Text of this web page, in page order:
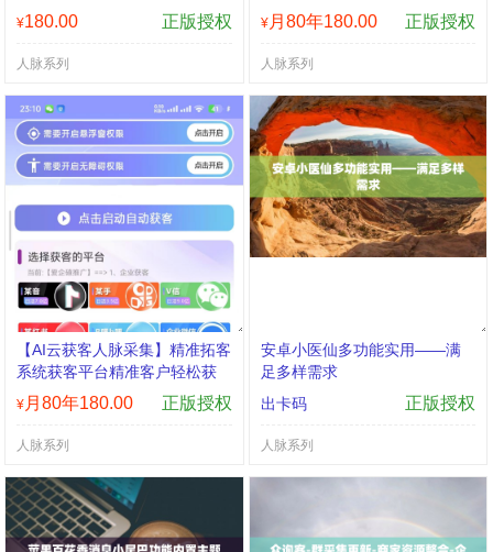
图商家
¥180.00 正版授权
人脉系列
取月卡年卡授权
¥ 月80年180.00 正版授权
人脉系列
【AI云获客人脉采集】精准拓客
系统获客平台精准客户轻松获
取月卡年卡授权
¥ 月80年180.00 正版授权
人脉系列
安卓小医仙多功能实用——满
足多样需求
出卡码
正版授权
人脉系列